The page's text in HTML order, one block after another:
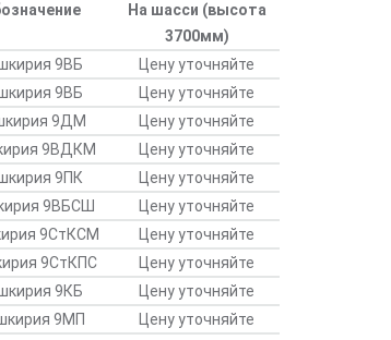
На шасси (высота
3700мм)
9ВБ
Цену уточняйте
9ВБ
Цену уточняйте
9ДМ
Цену уточняйте
9ВДКМ
Цену уточняйте
9ПК
Цену уточняйте
9ВБСШ
Цену уточняйте
9СтКСМ
Цену уточняйте
9СтКПС
Цену уточняйте
9КБ
Цену уточняйте
9МП
Цену уточняйте